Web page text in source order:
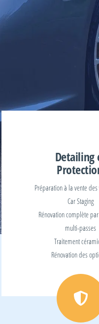
Detailing
Préparation à la vente
Car Staging
Rénovation complète
multi-passes
Traitement
Rénovation des